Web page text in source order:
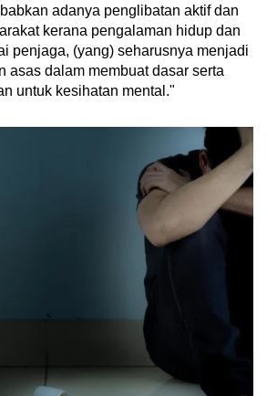
adanya penglibatan aktif dan
kerana pengalaman hidup dan
penjaga, (yang) seharusnya menjadi
asas dalam membuat dasar serta
untuk kesihatan mental."